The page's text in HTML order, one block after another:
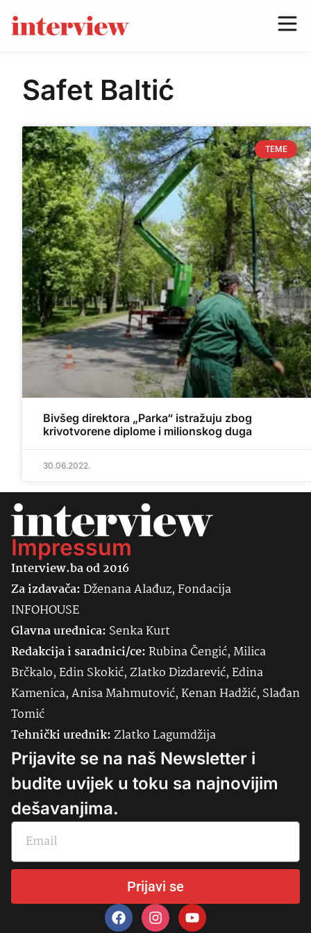
Safet Baltić
TEME
Bivšeg direktora „Parka“ istražuju zbog
krivotvorene diplome i milionskog duga
30.06.2022.
Impressum
Interview.ba od 2016
Za izdavača:Dženana Alađuz, Fondacija
INFOHOUSE
Glavna urednica: SenkaKurt
Redakcija i saradnici/ce:Rubina Čengić, Milica
Brčkalo, Edin Skokić, Zlatko Dizdarević, Edina
Kamenica, Anisa Mahmutović, Kenan Hadžić, Slađan
Tomić
Tehnički urednik:Zlatko Lagumdžija
Prijavite se na naš Newsletter i
budite uvijek u toku sa najnovijim
dešavanjima.
Prijavi se